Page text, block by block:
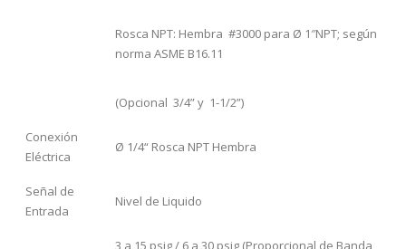
Rosca NPT: Hembra #3000 para Ø 1″NPT; según
norma ASME B16.11
(Opcional 3/4” y 1-1/2”)
Conexión
Eléctrica
Ø 1/4“ Rosca NPT Hembra
Señal de
Entrada
Nivel de Liquido
3 a 15 psig / 6 a 30 psig (Proporcional de Banda